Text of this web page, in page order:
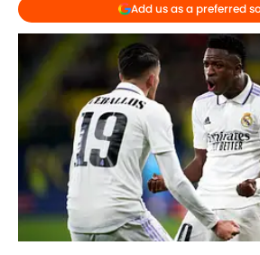
Add us as a preferred